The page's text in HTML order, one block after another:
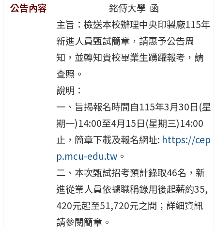
公告內容
銘傳大學 函
主旨：檢送本校辦理中央印製廠115年
新進人員甄試簡章，請惠予公告周
知，並轉知貴校畢業生踴躍報考，請
查照。
說明：
一、旨揭報名時間自115年3月30日(星
期一)14:00至4月15日(星期三)14:00
止，簡章下載及報名網址: https://cep
p.mcu-edu.tw 。
二、本次甄試招考預計錄取46名，新
進從業人員依據職稱錄用後起薪約35,
420元起至51,720元之間；詳細資訊
請參閱簡章。